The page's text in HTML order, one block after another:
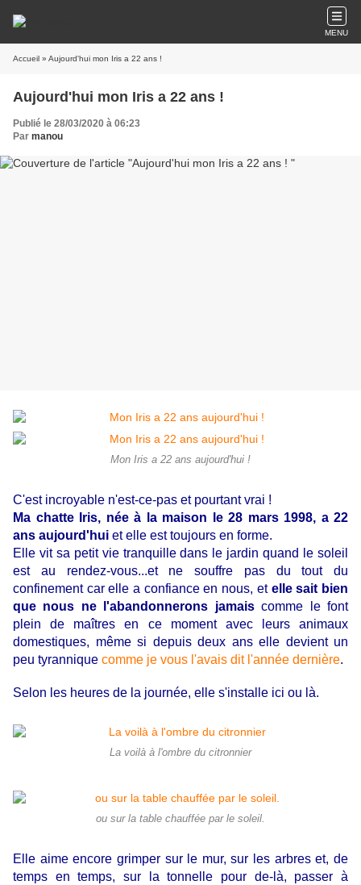
MENU
Accueil » Aujourd'hui mon Iris a 22 ans !
Aujourd'hui mon Iris a 22 ans !
Publié le 28/03/2020 à 06:23
Par manou
Mon Iris a 22 ans aujourd'hui !
C'est incroyable n'est-ce-pas et pourtant vrai !
Ma chatte Iris, née à la maison le 28 mars 1998, a 22
ans aujourd'hui et elle est toujours en forme.
Elle vit sa petit vie tranquille dans le jardin quand le soleil
est au rendez-vous...et ne souffre pas du tout du
confinement car elle a confiance en nous, et elle sait bien
que nous ne l'abandonnerons jamaiscomme le font
plein de maîtres en ce moment avec leurs animaux
domestiques, même si depuis deux ans elle devient un
peu tyrannique comme je vous l'avais dit l'année dernière.
Selon les heures de la journée, elle s'installe ici ou là.
La voilà à l'ombre du citronnier
ou sur la table chauffée par le soleil.
Elle aime encore grimper sur le mur, sur les arbres et, de
temps en temps, sur la tonnelle pour de-là, passer à